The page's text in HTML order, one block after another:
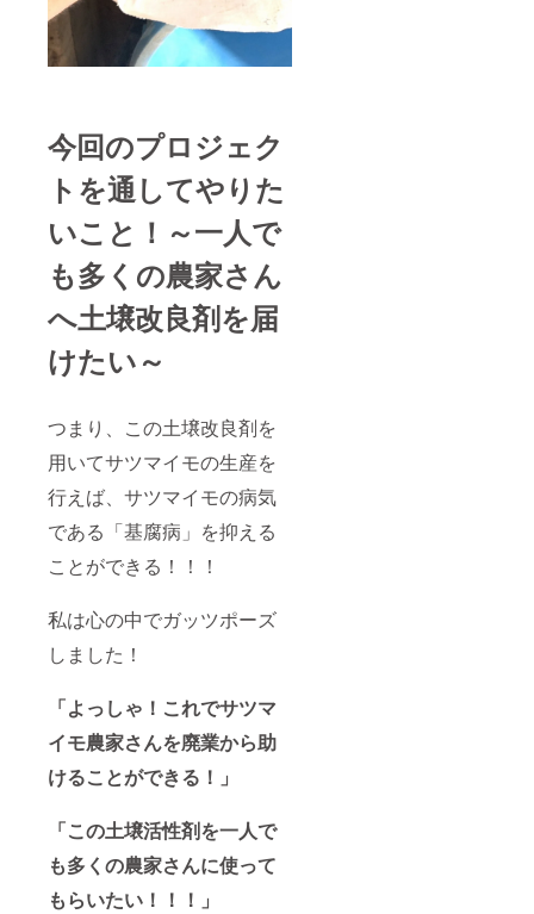
今回のプロジェク
トを通してやりた
いこと！～一人で
も多くの農家さん
へ土壌改良剤を届
けたい～
つまり、この土壌改良剤を
用いてサツマイモの生産を
行えば、サツマイモの病気
である「基腐病」を抑える
ことができる！！！
私は心の中でガッツポーズ
しました！
「よっしゃ！これでサツマ
イモ農家さんを廃業から助
けることができる！」
「この土壌活性剤を一人で
も多くの農家さんに使って
もらいたい！！！」